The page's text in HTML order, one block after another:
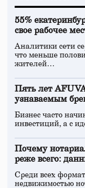
55%
свое рабочее
Аналитики сети
что меньше
жителей…
Пять лет
узнаваемым
Бизнес часто
инвестиций, а с
Почему
реже всего:
Среди всех
недвижимостью